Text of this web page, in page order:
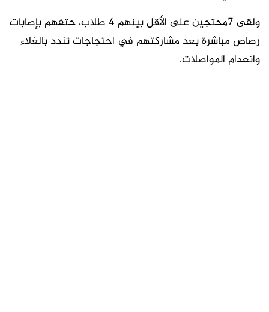
ولقى 7محتجين على الأقل بينهم 4 طلاب، حتفهم بإصابات
رصاص مباشرة بعد مشاركتهم في احتجاجات تندد بالغلاء
وانعدام المواصلات.